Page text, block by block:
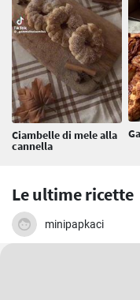
Ciambelle di mele alla
cannella
Le ultime ricette
minipapkaci